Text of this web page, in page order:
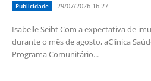
Publicidade 29/07/2026 16:27
Isabelle Seibt Com a expectativa de imunizar mais de 10 mil animais
durante o mês de agosto, aClínica
Programa Comunitário...